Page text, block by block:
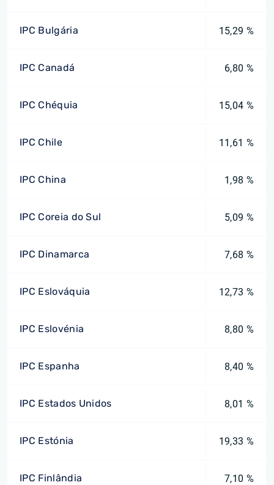
IPC Bulgária 15,29 %
IPC Canadá 6,80 %
IPC Chéquia 15,04 %
IPC Chile 11,61 %
IPC China 1,98 %
IPC Coreia do Sul 5,09 %
IPC Dinamarca 7,68 %
IPC Eslováquia 12,73 %
IPC Eslovénia 8,80 %
IPC Espanha 8,40 %
IPC Estados Unidos 8,01 %
IPC Estónia 19,33 %
IPC Finlândia 7,10 %